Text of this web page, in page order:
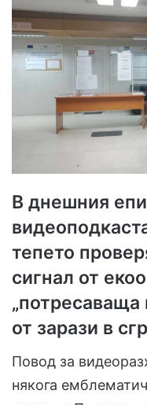
В днешния
тепето
сигнал от
от зарази в
Повод за
някога